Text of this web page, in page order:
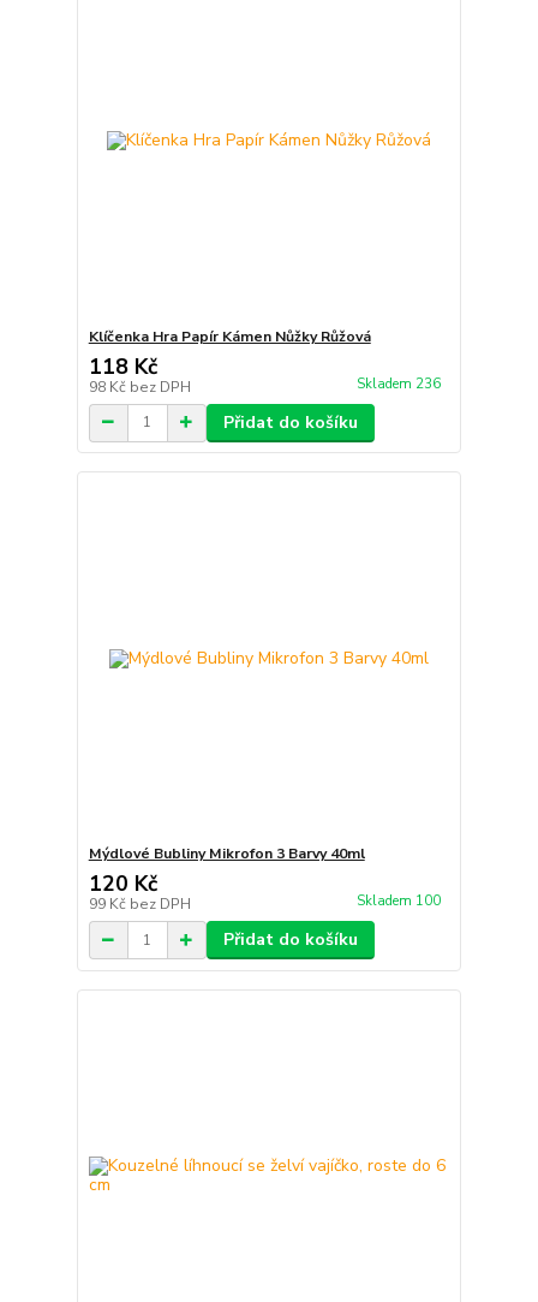
Klíčenka Hra Papír Kámen Nůžky Růžová
118 Kč
98 Kč bez DPH Skladem 236
Přidat do košíku
Mýdlové Bubliny Mikrofon 3 Barvy 40ml
120 Kč
99 Kč bez DPH Skladem 100
Přidat do košíku